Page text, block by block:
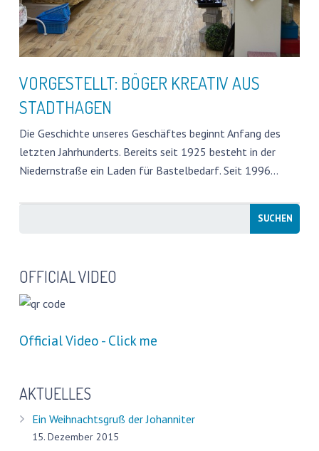
PRESSESTIMMEN
FREIBÄDER IN DEUTSCHLAND
FOTOWETTBEWERB
GESCHÜTZTER BEREICH
VORGESTELLT: BÖGER KREATIV AUS
STADTHAGEN
Die Geschichte unseres Geschäftes beginnt Anfang des
letzten Jahrhunderts. Bereits seit 1925 besteht in der
Niedernstraße ein Laden für Bastelbedarf. Seit 1996…
OFFICIAL VIDEO
Official Video - Click me
AKTUELLES
Ein Weihnachtsgruß der Johanniter
15. Dezember 2015